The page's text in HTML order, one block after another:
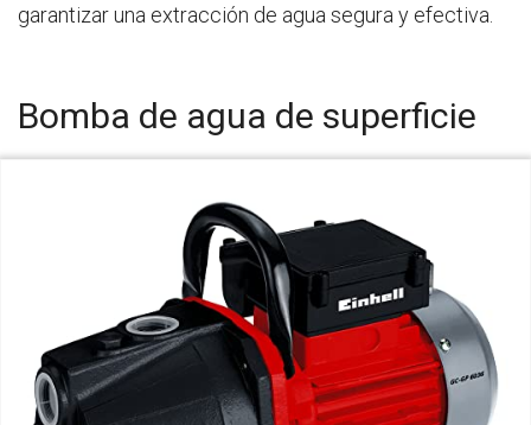
garantizar una extracción de agua segura y efectiva.
Bomba de agua de superficie